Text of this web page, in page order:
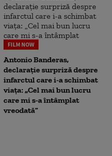
FILM NOW
Antonio Banderas,
declarație surpriză despre
infarctul care i-a schimbat
viața: „Cel mai bun lucru
care mi s-a întâmplat
vreodată”